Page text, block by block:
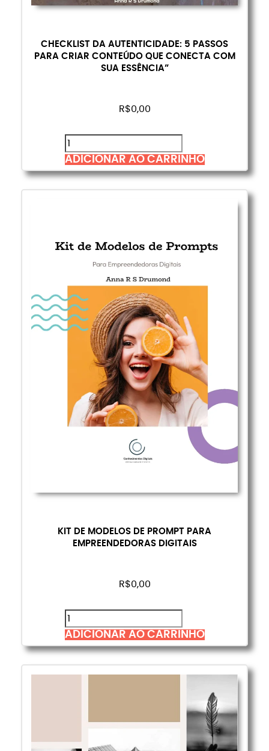
CHECKLIST DA AUTENTICIDADE: 5 PASSOS
PARA CRIAR CONTEÚDO QUE CONECTA COM
SUA ESSÊNCIA”
R$0,00
ADICIONAR AO CARRINHO
KIT DE MODELOS DE PROMPT PARA
EMPREENDEDORAS DIGITAIS
R$0,00
ADICIONAR AO CARRINHO